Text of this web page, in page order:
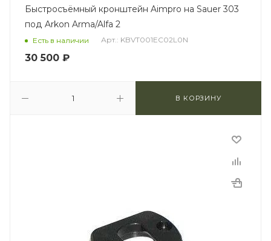
Быстросъёмный кронштейн Aimpro на Sauer 303
под Arkon Arma/Alfa 2
Есть в наличии Арт.: KBVT001EC02L0N
30 500 ₽
В КОРЗИНУ